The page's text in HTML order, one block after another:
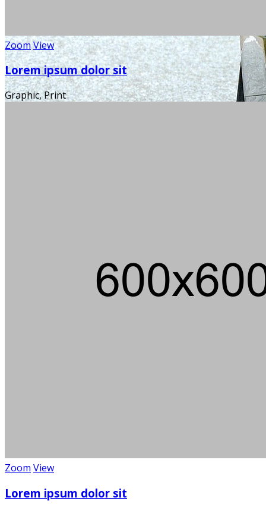
ZoomView
Lorem ipsum dolor sit
Graphic, Print
Zoom View
Lorem ipsum dolor sit